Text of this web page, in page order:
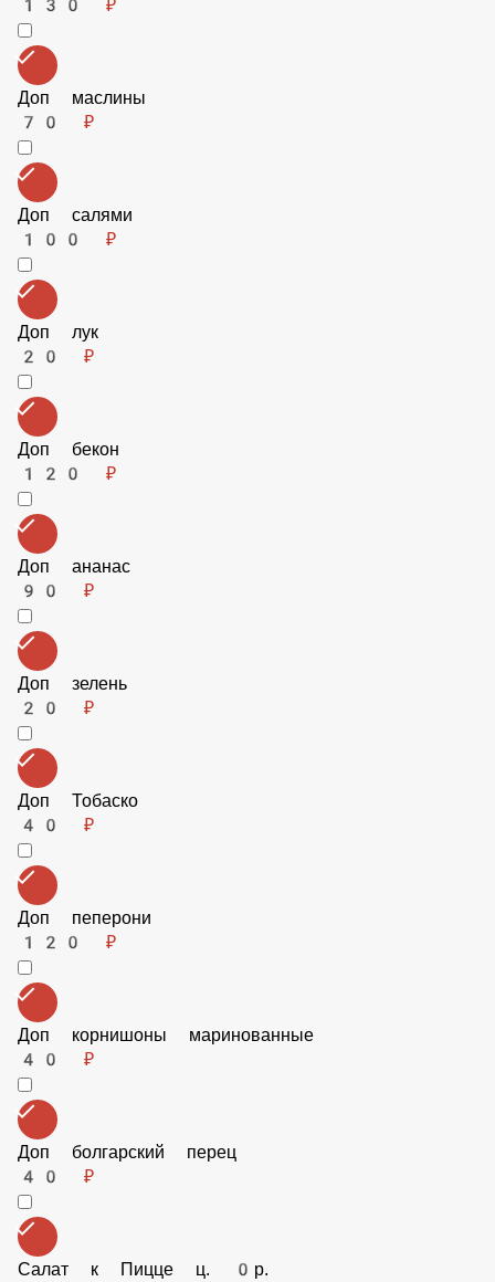
Доп Сыр
130 ₽
70 ₽
Доп салями
100 ₽
Доп лук
20 ₽
Доп бекон
120 ₽
Доп ананас
20 ₽
Доп Тобаско
40 ₽
Доп пеперони